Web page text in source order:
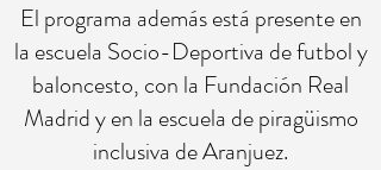
El programa además está presente en
la escuela Socio-Deportiva de futbol y
baloncesto, con la Fundación Real
Madrid y en la escuela de piragüismo
inclusiva de Aranjuez.